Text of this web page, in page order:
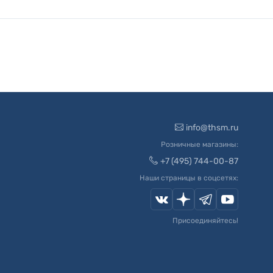
info@thsm.ru
Розничные магазины:
+7 (495) 744-00-87
Наши страницы в соцсетях:
Присоединяйтесь!